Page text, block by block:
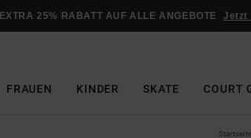
EXTRA 25% RABATT AUF ALLE ANGEBOTE Jetzt
FRAUEN KINDER SKATE COURT
Startseite